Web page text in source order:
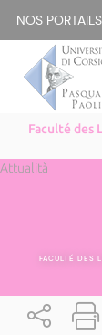
NOS
Faculté des
Attualità
FACULTÉ DES